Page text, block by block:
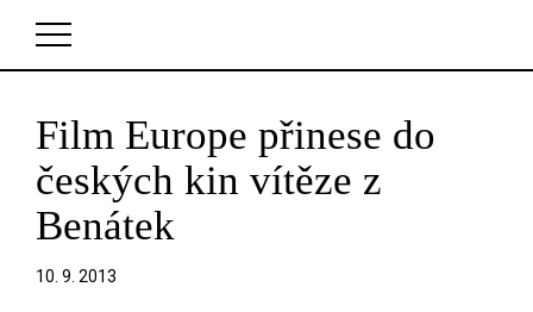
V košíku zatím nemáte žádné položky.
Film Europe přinese do
českých kin vítěze z
Benátek
10. 9. 2013